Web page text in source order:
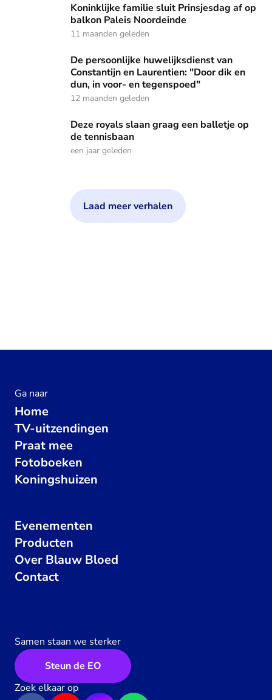
Koninklijke familie sluit Prinsjesdag af op balkon Paleis
Koninklijke familie sluit Prinsjesdag af op
balkon Paleis Noordeinde
11 maanden geleden
De persoonlijke huwelijksdienst van Constantijn en
De persoonlijke huwelijksdienst van
Constantijn en Laurentien: "Door dik en
dun, in voor- en tegenspoed"
12 maanden geleden
Deze royals slaan graag een balletje op de tennisbaan
Deze royals slaan graag een balletje op
de tennisbaan
een jaar geleden
Laad meer verhalen
Ga naar
Home
TV-uitzendingen
Praat mee
Fotoboeken
Koningshuizen
Evenementen
Producten
Over Blauw Bloed
Contact
Samen staan we sterker
Steun de EO
Zoek elkaar op